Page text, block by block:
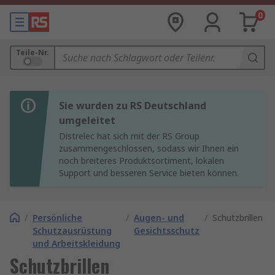
0
Teile-Nr.
Sie wurden zu RS Deutschland
umgeleitet
Distrelec hat sich mit der RS Group
zusammengeschlossen, sodass wir Ihnen ein
noch breiteres Produktsortiment, lokalen
Support und besseren Service bieten können.
/ Persönliche
Schutzausrüstung
und Arbeitskleidung
/ Augen- und
Gesichtsschutz
/ Schutzbrillen
Schutzbrillen